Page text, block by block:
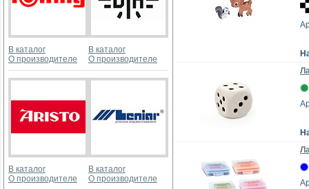
В каталог
О производителе
В каталог
О производителе
В каталог
О производителе
В каталог
О производителе